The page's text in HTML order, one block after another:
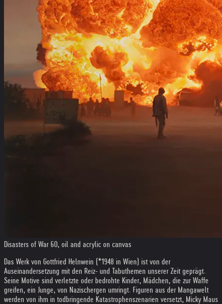
Disasters of War 60, oil and acrylic on canvas
Das Werk von Gottfried Helnwein (*1948 in Wien) ist von der
Auseinandersetzung mit den Reiz- und Tabuthemen unserer Zeit geprägt.
Seine Motive sind verletzte oder bedrohte Kinder, Mädchen, die zur Waffe
greifen, ein Junge, von Nazischergen umringt. Figuren aus der Mangawelt
werden von ihm in todbringende Katastrophenszenarien versetzt, Micky Maus